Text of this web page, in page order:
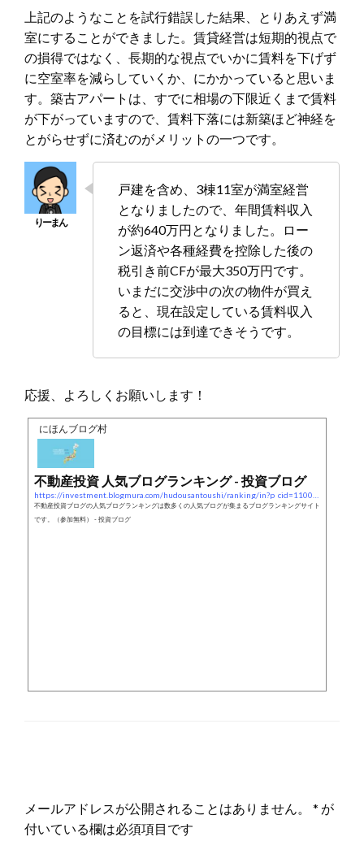
上記のようなことを試行錯誤した結果、とりあえず満
室にすることができました。賃貸経営は短期的視点で
の損得ではなく、長期的な視点でいかに賃料を下げず
に空室率を減らしていくか、にかかっていると思いま
す。築古アパートは、すでに相場の下限近くまで賃料
が下がっていますので、賃料下落には新築ほど神経を
とがらせずに済むのがメリットの一つです。
戸建を含め、3棟11室が満室経営
となりましたので、年間賃料収入
が約640万円となりました。ロー
ン返済や各種経費を控除した後の
税引き前CFが最大350万円です。
いまだに交渉中の次の物件が買え
ると、現在設定している賃料収入
の目標には到達できそうです。
応援、よろしくお願いします！
にほんブログ村
不動産投資 人気ブログランキング - 投資ブログ
https://investment.blogmura.com/hudousantoushi/ranking/in?p_cid=11004190
不動産投資ブログの人気ブログランキングは数多くの人気ブログが集まるブログランキングサイト
です。（参加無料） - 投資ブログ
メールアドレスが公開されることはありません。 * が
付いている欄は必須項目です